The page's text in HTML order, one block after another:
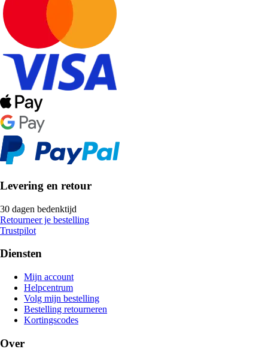
Levering en retour
30 dagen bedenktijd
Retourneer je bestelling
Trustpilot
Diensten
Mijn account
Helpcentrum
Volg mijn bestelling
Bestelling retourneren
Kortingscodes
Over